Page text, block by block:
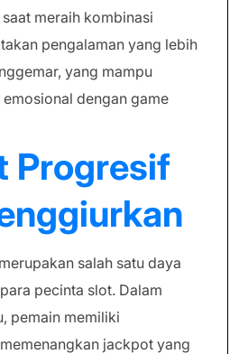
meraih kombinasi
pengalaman yang lebih
yang mampu
dengan game
Progresif
salah satu daya
pecinta slot. Dalam
pemain memiliki
jackpot yang